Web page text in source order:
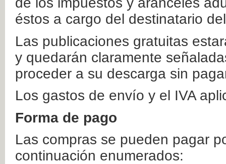
éstos a cargo del destinatario
Las publicaciones gratuitas
y quedarán claramente
proceder a su descarga sin
Los gastos de envío y el IVA
Forma de pago
Las compras se pueden pagar
continuación enumerados: